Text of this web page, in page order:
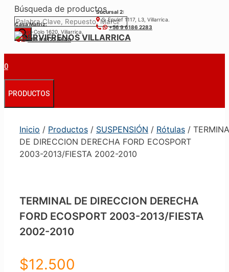
Búsqueda de productos
Casa Matríz:
Colo-Colo 1620, Villarrica.
+56 9 6122 3840
Sucursal 2:
S. Epulef 1117, L3, Villarrica.
+56 9 6186 2283
0
PRODUCTOS
Inicio / Productos / SUSPENSIÓN / Rótulas /
DE DIRECCION DERECHA FORD ECOSPORT
2003-2013/FIESTA 2002-2010
TERMINAL DE DIRECCION DERECHA
FORD ECOSPORT 2003-2013/FIESTA
2002-2010
$12.500